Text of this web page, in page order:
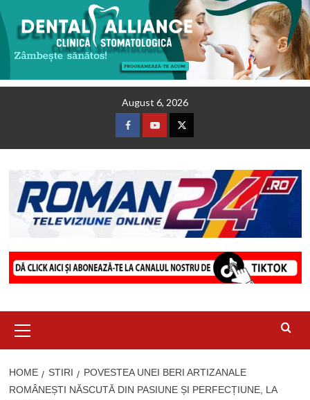
August 6, 2026
FacebookYoutubeTwitter
Menu
HOME STIRI
POVESTEA UNEI BERI ARTIZANALE
ROMÂNEȘTI NĂSCUTĂ DIN PASIUNE ȘI PERFECȚIUNE, LA